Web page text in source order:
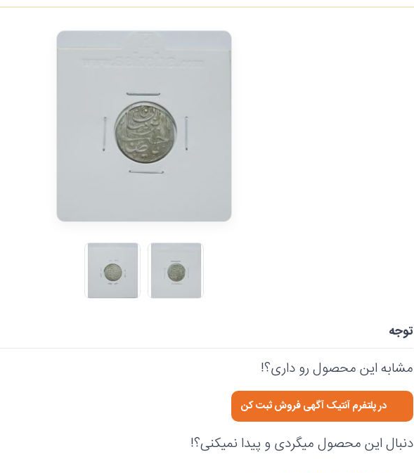
توجه
مشابه این محصول رو داری؟!
در پلتفرم آنتیک آگهی فروش ثبت کن
دنبال این محصول میگردی و پیدا نمیکنی؟!